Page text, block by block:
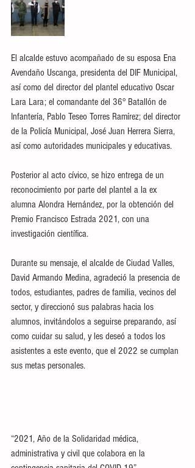
El alcalde estuvo acompañado de su esposa Ena
Avendaño Uscanga, presidenta del DIF Municipal,
así como del director del plantel educativo Oscar
Lara Lara; el comandante del 36° Batallón de
Infantería, Pablo Teseo Torres Ramírez; del director
de la Policía Municipal, José Juan Herrera Sierra,
así como autoridades municipales y educativas.
Posterior al acto cívico, se hizo entrega de un
reconocimiento por parte del plantel a la ex
alumna Alondra Hernández, por la obtención del
Premio Francisco Estrada 2021, con una
investigación científica.
Durante su mensaje, el alcalde de Ciudad Valles,
David Armando Medina, agradeció la presencia de
todos, estudiantes, padres de familia, vecinos del
sector, y direccionó sus palabras hacia los
alumnos, invitándolos a seguirse preparando, así
como cuidar su salud, y les deseó a todos los
asistentes a este evento, que el 2022 se cumplan
sus metas personales.
“2021, Año de la Solidaridad médica,
administrativa y civil que colabora en la